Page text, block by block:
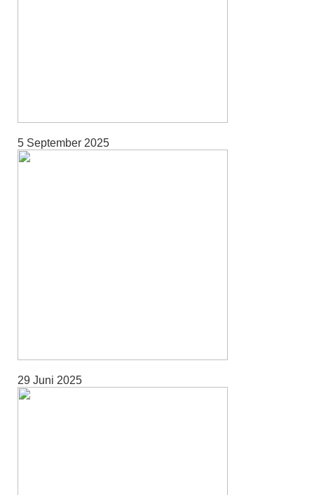
5 September 2025
29 Juni 2025